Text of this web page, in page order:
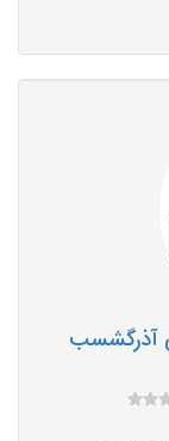
آذرگشسب